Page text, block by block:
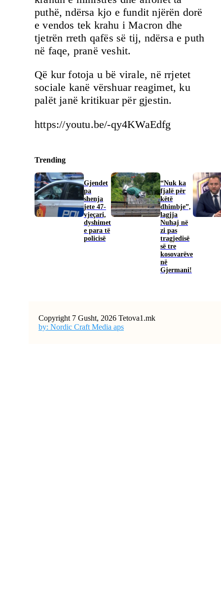
puthë, ndërsa kjo e fundit njërën dorë
e vendos tek krahu i Macron dhe
tjetrën rreth qafës së tij, ndërsa e puth
në faqe, pranë veshit.
Që kur fotoja u bë virale, në rrjetet
sociale kanë vërshuar reagimet, ku
palët janë kritikuar për gjestin.
https://youtu.be/-qy4KWaEdfg
Trending
Gjendet
pa
shenja
jete 47-
vjeçari,
dyshimet
e para të
policisë
“Nuk ka
fjalë për
këtë
dhimbje”,
lagjja
Nuhaj në
zi pas
tragjedisë
së tre
kosovarëve
në
Gjermani!
Copyright 7 Gusht, 2026 Tetova1.mk
by: Nordic Craft Media aps